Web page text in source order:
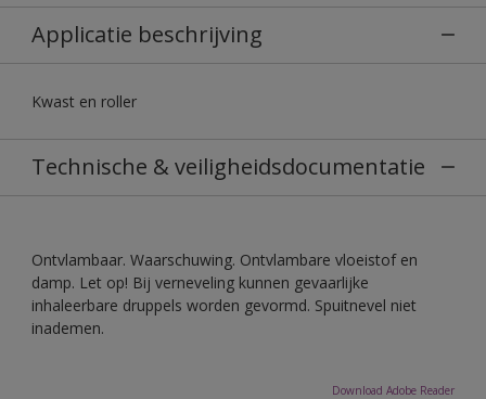
Applicatie beschrijving
Kwast en roller
Technische & veiligheidsdocumentatie
Ontvlambaar. Waarschuwing. Ontvlambare vloeistof en
damp. Let op! Bij verneveling kunnen gevaarlijke
inhaleerbare druppels worden gevormd. Spuitnevel niet
inademen.
Download Adobe Reader